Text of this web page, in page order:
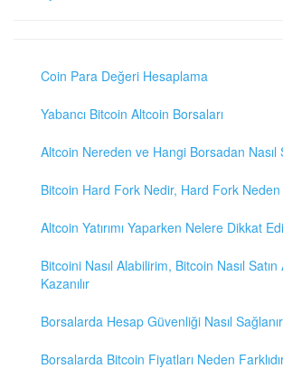
Coin Para Değeri Hesaplama
Yabancı Bitcoin Altcoin Borsaları
Altcoin Nereden ve Hangi Borsadan Nasıl
Bitcoin Hard Fork Nedir, Hard Fork
Altcoin Yatırımı Yaparken Nelere Dikkat
Bitcoini Nasıl Alabilirim, Bitcoin Nasıl Satın
Kazanılır
Borsalarda Hesap Güvenliği Nasıl Sağlanır
Borsalarda Bitcoin Fiyatları Neden